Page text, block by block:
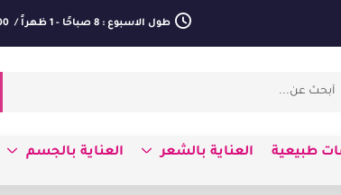
طول الاسبوع : 8 صباحًا - 1 ظهراً / 4:00 مساءً - 8:30 ليلا
طبيعية العناية بالشعر العناية بالجسم